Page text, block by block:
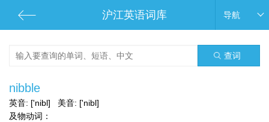
沪江英语词库 导航
查词
nibble
英音: ['nibl] 美音: ['nibl]
及物动词：